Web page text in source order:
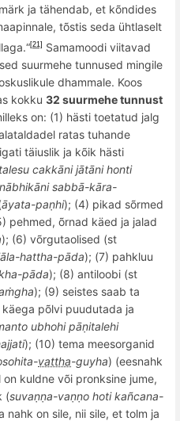
ja tähendab, et kõndides
tõstis seda ühtlaselt
[21]
Samamoodi viitavad
suurmehe tunnused mingile
dhammale. Koos
kokku 32 suurmehe tunnust
on: (1) hästi toetatud jalg
ratas tuhande
täiuslik ja kõik hästi
talesu cakkāni jātāni honti
bhikāni sabbā-kāra-
āyata-paṇhi); (4) pikad sõrmed
pehmed, õrnad käed ja jalad
); (6) võrgutaolised (st
hattha-pāda); (7) pahkluu
pāda); (8) antiloobi (st
ṁgha); (9) seistes saab ta
käega põlvi puudutada ja
ubhohi pāṇitalehi
); (10) tema meesorganid
vattha-guyha) (eesnahk
kuldne või pronksine jume,
(suvaṇṇa-vaṇṇo hoti kañcana-
nahk on sile, nii sile, et tolm ja